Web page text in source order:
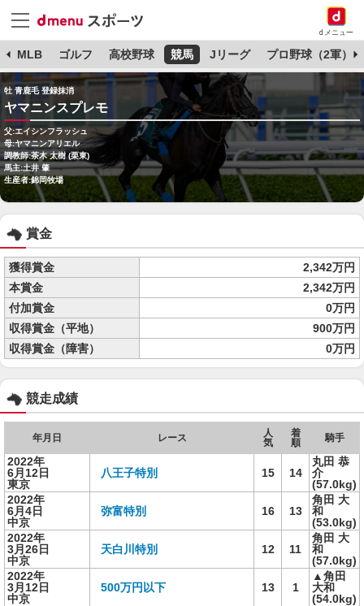
dメニュー
MLB ゴルフ 高校野球 競馬 Jリーグ プロ野球（2軍）
牡 青鹿毛 登録抹消
ヤマニンスプレモ
父:エイシンフラッシュ
母:ヤマニンアリエル
調教師:茶木 太樹 (栗東)
馬主:土井 肇
生産者:錦岡牧場
賞金
獲得賞金
2,342万円
本賞金
2,342万円
付加賞金
0万円
収得賞金（平地）
900万円
収得賞金（障害）
0万円
競走成績
年月日 レース
人
気
着
順
騎手
2022年
6月12日
東京
八王子特別 15 14
丸田 恭
介
(57.0kg)
2022年
6月4日
中京
弥富特別 16 13
角田 大
和
(53.0kg)
2022年
3月26日
中京
天白川特別 12 11
角田 大
和
(57.0kg)
2022年
3月12日
中京
500万円以下 13 1
▲角田
大和
(54.0kg)